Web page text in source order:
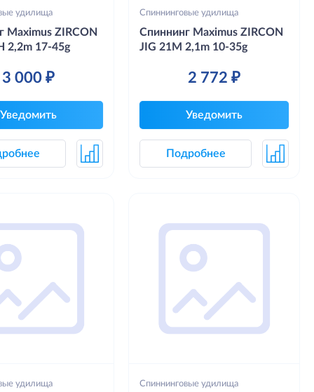
удилища
Maximus ZIRCON
2,2m 17-45g
3 000 ₽
Уведомить
Спиннинговые удилища
Спиннинг Maximus ZIRCON
JIG 21M 2,1m 10-35g
2 772 ₽
Уведомить
Подробнее
удилища Спиннинговые удилища